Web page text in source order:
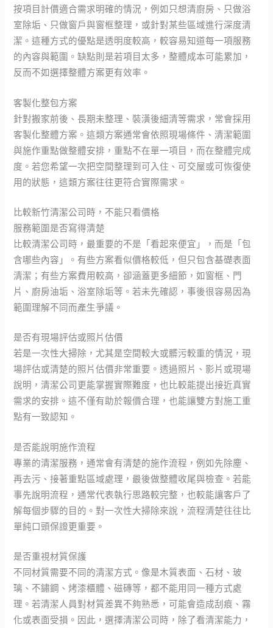
按項目計價適合需求明確的情況，例如只想清廚房、只做浴
室除垢、只做窗戶與窗框整理，或針對某些區域進行深度清
潔。這種方式的優點是透明度較高，較容易知道每一項服務
的內容與範圍。缺點則是若項目太多，整體成本可能累加，
反而不如選擇整體方案更有效率。
客製化整包方案
針對搬家前後、長期未整理、裝潢後細清等需求，常會採用
客製化整體方案。這類方案通常會依照現場條件、清潔範圍
與施作重點做整體安排，重點不在單一項目，而在整體完成
度。若您希望一次把空間整理到可入住、可交屋或可恢復使
用的狀態，這類方案往往更符合實際需求。
比較新竹清潔公司時，不能只看價格
服務範圍是否寫得清楚
比較清潔公司時，最重要的不是「看起來便宜」，而是「包
含哪些內容」。有些方案看似價格較低，但只包含基礎表面
清潔；有些方案費用較高，卻涵蓋更多細節，如窗框、門
片、廚房油垢、浴室除垢等。若未先確認，事後很容易因為
範圍理解不同而產生爭議。
是否有現場評估或照片估價
若是一次性大掃除，尤其是空間較大或髒污較重的情況，現
場評估或清楚的照片估價非常重要。透過照片、影片或現場
說明，清潔公司更能掌握實際難度，也比較能提出接近真實
需求的安排。這不僅有助於報價合理，也能讓雙方對施工重
點有一致認知。
是否能說明施作流程
專業的清潔服務，通常會有清楚的施作流程，例如先除塵、
再去污、接著重點區域處理，最後做整體收尾與檢查。若能
事先說明流程，通常代表執行思路較完整，也較能讓客戶了
解每個步驟的目的。對一次性大掃除來說，流程清楚往往比
單純口頭保證更重要。
是否重視材質保護
不同材質需要不同的清潔方式。像是木質表面、石材、玻
璃、不鏽鋼、烤漆櫃體、磁磚等，都不能用同一種方式處
理。若清潔人員對材質差異不夠熟悉，可能會造成刮痕、霧
化或表面受損。因此，選擇清潔公司時，除了看清潔能力，